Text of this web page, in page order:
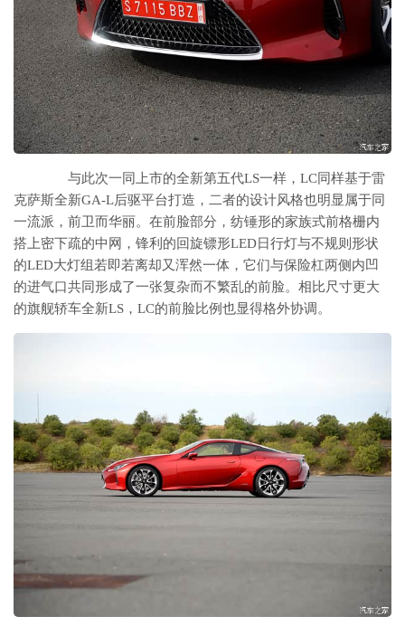
与此次一同上市的全新第五代LS一样，LC同样基于雷
克萨斯全新GA-L后驱平台打造，二者的设计风格也明显属于同
一流派，前卫而华丽。在前脸部分，纺锤形的家族式前格栅内
搭上密下疏的中网，锋利的回旋镖形LED日行灯与不规则形状
的LED大灯组若即若离却又浑然一体，它们与保险杠两侧内凹
的进气口共同形成了一张复杂而不繁乱的前脸。相比尺寸更大
的旗舰轿车全新LS，LC的前脸比例也显得格外协调。